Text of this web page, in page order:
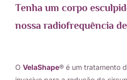
Tenha um corpo
nossa radiofrequência
O VelaShape® é um tratamento